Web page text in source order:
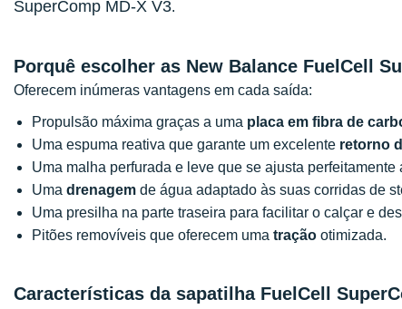
SuperComp MD-X V3.
Porquê escolher as New Balance FuelCell
Oferecem inúmeras vantagens em cada saída:
Propulsão máxima graças a uma placa em fibra de
Uma espuma reativa que garante um excelente retorno
Uma malha perfurada e leve que se ajusta perfeitamente
Uma drenagem de água adaptado às suas corridas de
Uma presilha na parte traseira para facilitar o calçar e
Pitões removíveis que oferecem uma tração otimizada.
Características da sapatilha FuelCell